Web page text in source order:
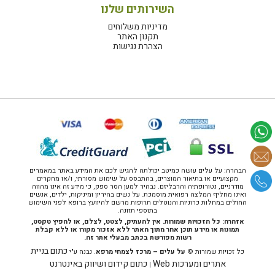
השירותים שלנו
מדיניות משלוחים
תקנון האתר
הצהרת נגישות
הבהרה: על עלים עושה כמיטב יכולתה להגיש לכם את המידע באתר במאמרים
מקצועיים או בתיאור המוצרים, בהתבסס על שימוש מסורתי, ו/או מחקרים
מודרניים, נטורופתיה והרבליזם. נבהיר למען הסר ספק, כי מידע זה אינו מהווה
ואינו מחליף המלצה רפואית מוסמכת. על נשים בהיריון ומיניקות, ילדים, אנשים
החולים במחלות כרוניות והנוטלים תרופות מרשם להיוועץ ברופא לפני השימוש
בתוספי תזונה.
אזהרה: כל הזכויות שמורות. אין להעתיק, לצטט, לצלם, או להפיץ טקסט,
תמונות או מידע תוכן אחר מתוך האתר ללא אזכור מקורו או ללא קבלת
רשות מפורשת בכתב מבעלי אתר זה.
כל זכויות שמורות © על עלים – מרכז לצמחי מרפא. נבנה ע"יכתום בניית
אתרים ומערכות Web
| כתום קידום ושיווק באינטרנט